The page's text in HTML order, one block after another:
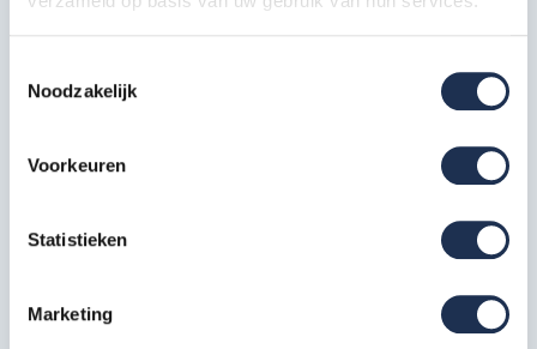
Noodzakelijk
Voorkeuren
Statistieken
Marketing
MAANDDEAL: Steigerwiel Nylon
Artikelcode: PAN-SGM-WL-200N
Artikelcode: PAN-SGM-OF-90-7
Artikelcode: PAN-SGM-PLT-190-